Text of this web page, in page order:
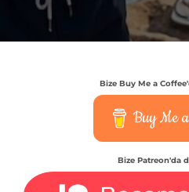
Bize Buy Me a
Buy Me
Bize Patreon'da